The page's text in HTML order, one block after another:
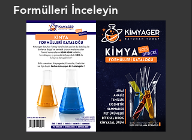
Formülleri İnceleyin